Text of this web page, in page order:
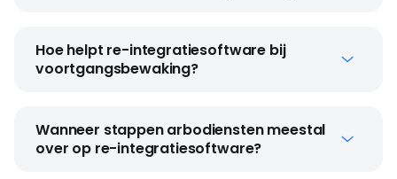
Hoe helpt re-integratiesoftware bij
voortgangsbewaking?
Wanneer stappen arbodiensten meestal
over op re-integratiesoftware?